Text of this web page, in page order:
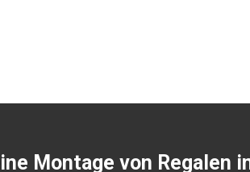
Montage von Regalen